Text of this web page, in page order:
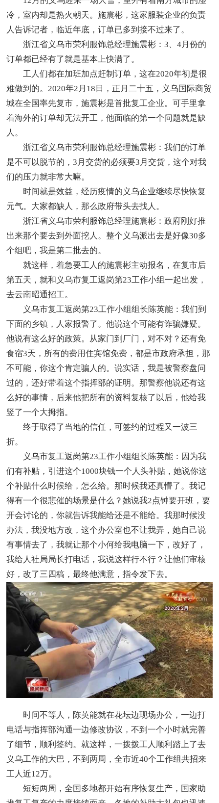
冷，室内却是热火朝天。施震彬，这家服装企业的负责
人告诉记者，临近年底，订单已多到接不过来了。
浙江省义乌市荣利服饰总经理施震彬：3、4月份的
订单都已经有了就是基本上快满了。
工人们都在加班加点赶制订单，这在2020年初是很
难做到的。2020年2月18日，正月二十五，义乌国际商贸
城在全国率先复市，施震彬是首批复工企业。可手里拿
着海外的订单却无法开工，他面临的第一个问题就是缺
人。
浙江省义乌市荣利服饰总经理施震彬：我们的订单
是不可以脱节的，3月交货的必须要3月交货，这个对我
们的压力就非常大嘛。
时间就是效益，经历疫情的义乌企业继续尽快恢复
元气。大家都缺人，那么政府带头去找人。
浙江省义乌市荣利服饰总经理施震彬：政府刚好推
出来那个要去到外面挖人。整个义乌派出去是好像30多
个组吧，我是第二批去的。
就这样，着急要工人的施震彬主动报名，在复市后
第五天，就和义乌市复工返岗第23工作小组一起出发，
去云南昭通招工。
义乌市复工返岗第23工作小组组长陈英能：我们到
下面的乡镇，人家报警了。他说这个可能有诈骗嫌疑。
他说有这么好的政策。从家门到厂门，对不对？还有免
食宿3天，所有的费用住宾馆免费，都是市政府承担，那
不可能，你这个肯定骗人的。说实话，我是被警察盘问
过的，还好带着这个指挥部的证明。那警察他说还有这
么好的事情，后来他把所有的资料复核了以后，他给我
竖了一个大拇指。
终于取得了当地的信任，可签约的过程又一波三
折。
义乌市复工返岗第23工作小组组长陈英能：因为我
们有补贴，引进这个1000块钱一个人头补贴，她说你这
个补贴什么时候给，怎么给。那时候我还真懵了。我记
得有一个很悲催的场景是什么？她说我2点钟要开班，要
开会讨论的，你就告诉我能给还是不能给。我那时候没
办法，我没地方改，这个办公室也不让我弄，她自己说
有事情去了，我就让那个小何给我电脑一下，改好了，
我给人社局局长打电话，我说这样行不行？让他们审核
好，改了三四稿，最终他满意，指令发下去。
时间不等人，陈英能就在花坛边现场办公，一边打
电话与指挥部沟通一边修改协议，不到一个小时就完善
了细节，顺利签约。就这样，一拨拨工人顺利踏上了去
义乌工作的大巴，不到两周，全市近40个工作组共招来
工人近12万。
短短两周，全国多地都开始有序恢复生产，国家助